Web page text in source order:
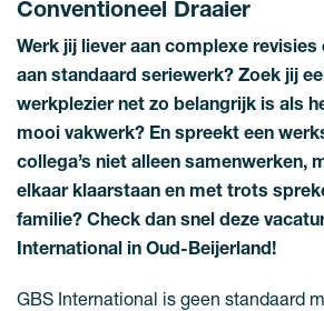
Conventioneel Draaier
Werk jij liever aan complexe
aan standaard seriewerk? Zoek jij
werkplezier net zo belangrijk is als
mooi vakwerk? En spreekt een
collega’s niet alleen samenwerken,
elkaar klaarstaan en met trots
familie? Check dan snel deze
International in Oud-Beijerland!
GBS International is geen standaard